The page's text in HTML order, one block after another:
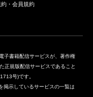
・会員規約
子書籍配信サービスが、著作権
正規版配信サービスであること
号)です。
掲示しているサービスの一覧は